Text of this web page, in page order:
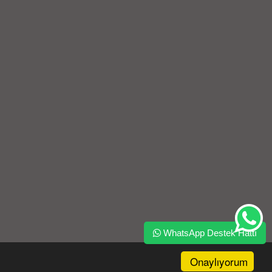
Onaylıyorum
WhatsApp Destek Hattı